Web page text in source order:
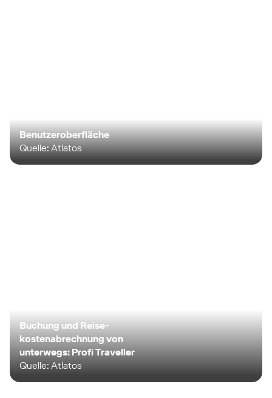
Benutzeroberfläche
Quelle: Atlatos
Buchung und Reise-
kostenabrechnung von
unterwegs: Profi Traveller
Quelle: Atlatos